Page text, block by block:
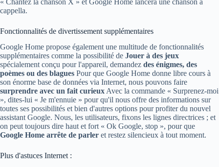
cappella.
Fonctionnalités de divertissement supplémentaires
Google Home propose également une multitude de fonctionnalités
supplémentaires comme la possibilité de Jouer à des jeux
spécialement conçu pour l'appareil, demandez des énigmes, des
poèmes ou des blagues Pour que Google Home donne libre cours à
son énorme base de données via Internet, nous pouvons faire
surprendre avec un fait curieux Avec la commande « Surprenez-moi
», dites-lui « Je m'ennuie » pour qu'il nous offre des informations sur
toutes ses possibilités et bien d'autres options pour profiter du nouvel
assistant Google. Nous, les utilisateurs, fixons les lignes directrices ; et
on peut toujours dire haut et fort « Ok Google, stop », pour que
Google Home arrête de parler et restez silencieux à tout moment.
Plus d'astuces Internet :